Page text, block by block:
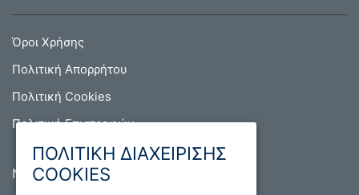
Όροι Χρήσης
Πολιτική Απορρήτου
Πολιτική Cookies
Πολιτική Επιστροφών
NEWSLETTER
ΠΟΛΙΤΙΚΗ ΔΙΑΧΕΙΡΙΣΗΣ
COOKIES